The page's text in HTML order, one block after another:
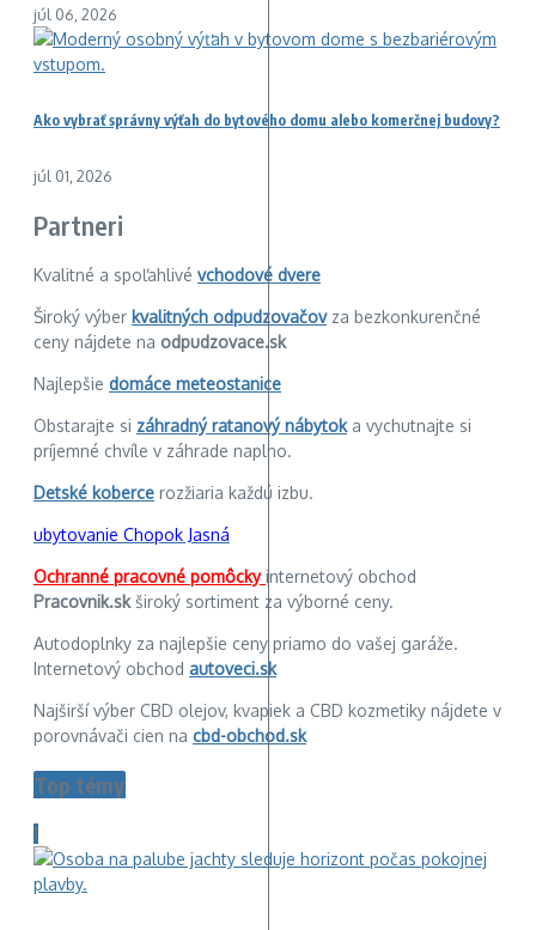
júl 06, 2026
Ako vybrať správny výťah do bytového domu alebo komerčnej budovy?
júl 01, 2026
Partneri
Kvalitné a spoľahlivé vchodové dvere
Široký výber kvalitných odpudzovačovza bezkonkurenčné
ceny nájdete na odpudzovace.sk
Najlepšie domáce meteostanice
Obstarajte si záhradný ratanový nábytoka vychutnajte si
príjemné chvíle v záhrade naplno.
Detské koberce rozžiaria každú izbu.
ubytovanie Chopok Jasná
Ochranné pracovné pomôckyinternetový obchod
Pracovnik.skširoký sortiment za výborné ceny.
Autodoplnky za najlepšie ceny priamo do vašej garáže.
Internetový obchod autoveci.sk
Najširší výber CBD olejov, kvapiek a CBD kozmetiky nájdete v
porovnávači cien na cbd-obchod.sk
Top témy
1